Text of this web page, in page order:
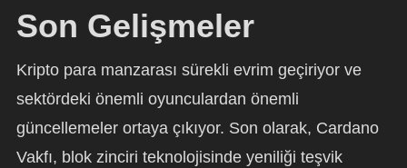
Son Gelişmeler
Kripto para manzarası sürekli evrim geçiriyor ve
sektördeki önemli oyunculardan önemli
güncellemeler ortaya çıkıyor. Son olarak, Cardano
Vakfı, blok zinciri teknolojisinde yeniliği teşvik